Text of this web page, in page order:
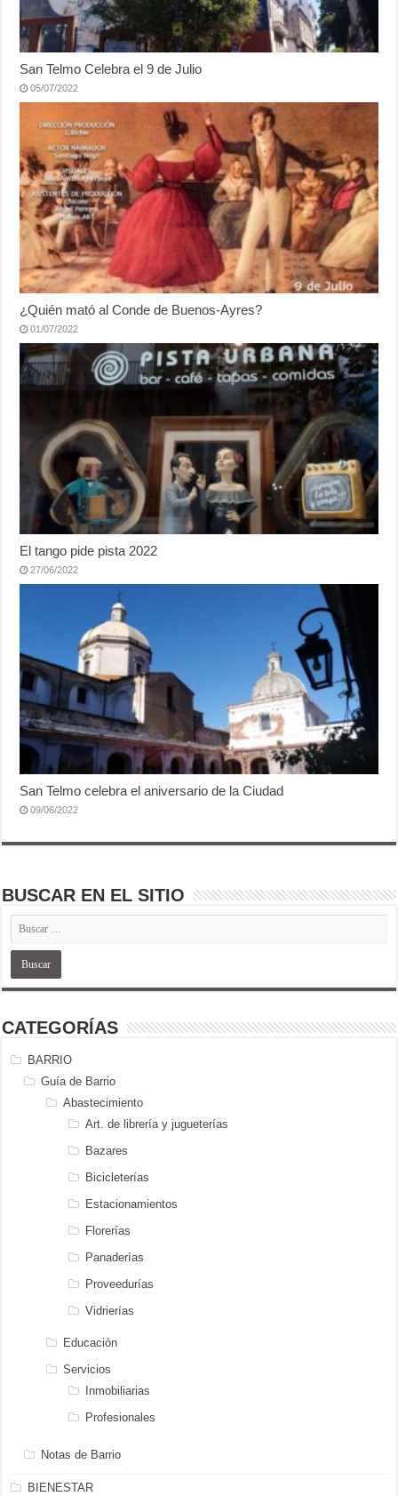
San Telmo Celebra el 9 de Julio
05/07/2022
¿Quién mató al Conde de Buenos-Ayres?
01/07/2022
El tango pide pista 2022
27/06/2022
San Telmo celebra el aniversario de la Ciudad
09/06/2022
BUSCAR EN EL SITIO
CATEGORÍAS
BARRIO
Guía de Barrio
Abastecimiento
Art. de librería y jugueterías
Bazares
Bicicleterías
Estacionamientos
Florerías
Panaderías
Proveedurías
Vidrierías
Educación
Servicios
Inmobiliarias
Profesionales
Notas de Barrio
BIENESTAR